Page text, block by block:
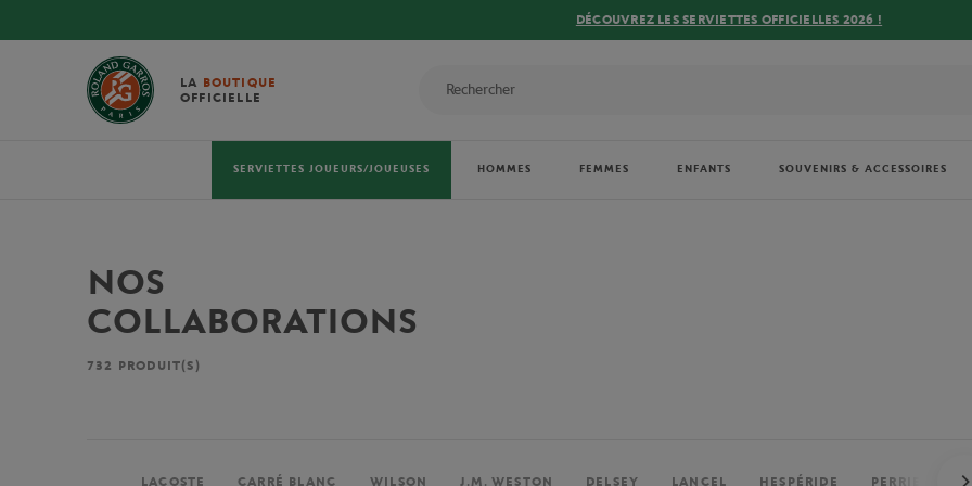
DÉCOUVREZ LES SERVIETTES OFFICIELLES 2026 !
LA BOUTIQUE
OFFICIELLE
SERVIETTES JOUEURS/JOUEUSES HOMMES FEMMES ENFANTS SOUVENIRS & ACCESSOIRES
NOS
COLLABORATIONS
732 PRODUIT(S)
LACOSTE CARRÉ BLANC WILSON J.M. WESTON DELSEY LANCEL HESPÉRIDE PERRIER